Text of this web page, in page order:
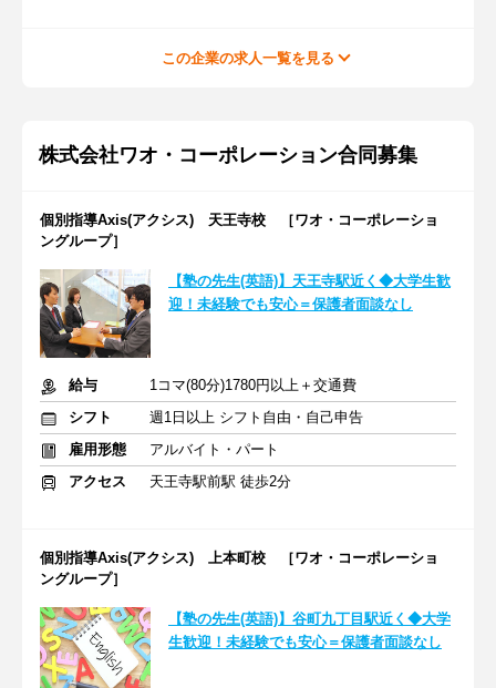
この企業の求人一覧を見る
株式会社ワオ・コーポレーション合同募集
個別指導Axis(アクシス) 天王寺校 ［ワオ・コーポレーショ
ングループ］
【塾の先生(英語)】天王寺駅近く◆大学生歓
迎！未経験でも安心＝保護者面談なし
給与
1コマ(80分)1780円以上＋交通費
シフト
週1日以上 シフト自由・自己申告
雇用形態
アルバイト・パート
アクセス
天王寺駅前駅 徒歩2分
個別指導Axis(アクシス) 上本町校 ［ワオ・コーポレーショ
ングループ］
【塾の先生(英語)】谷町九丁目駅近く◆大学
生歓迎！未経験でも安心＝保護者面談なし